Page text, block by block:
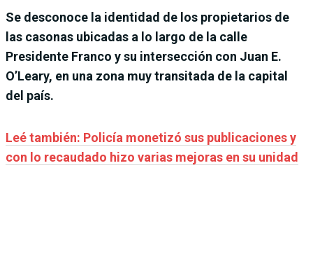
Se desconoce la identidad de los propietarios de
las casonas ubicadas a lo largo de la calle
Presidente Franco y su intersección con Juan E.
O’Leary, en una zona muy transitada de la capital
del país.
Leé también: Policía monetizó sus publicaciones y
con lo recaudado hizo varias mejoras en su unidad